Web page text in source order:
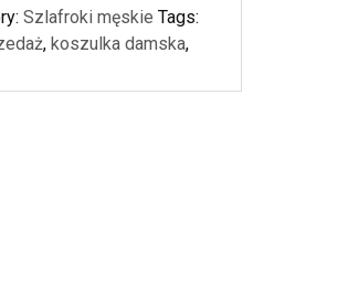
Szlafroki męskie Tags:
,koszulka damska,